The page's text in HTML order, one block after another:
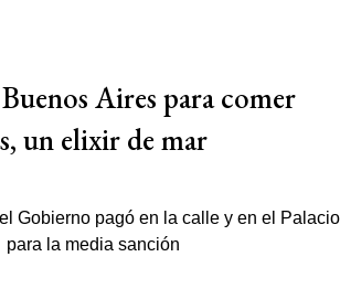
Aires para comer
un elixir de mar